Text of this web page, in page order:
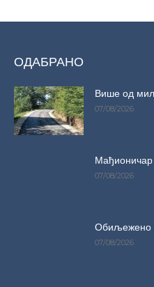
ОДАБРАНО
Више од
07/08/2026
Мађионичар
07/08/2026
Обиљежено
07/08/2026